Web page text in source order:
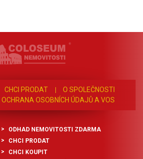
CHCI PRODAT
O SPOLEČNOSTI
OCHRANA OSOBNÍCH ÚDAJŮ A VOS
ODHAD NEMOVITOSTI ZDARMA
CHCI PRODAT
CHCI KOUPIT